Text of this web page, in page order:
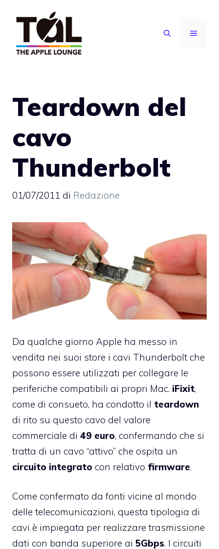
contenuto
MENU
Teardown del
cavo
Thunderbolt
01/07/2011 di Redazione
Da qualche giorno Apple ha messo in
vendita nei suoi store i cavi Thunderbolt che
possono essere utilizzati per collegare le
periferiche compatibili ai propri Mac. iFixit,
come di consueto, ha condotto il teardown
di rito su questo cavo del valore
commerciale di 49 euro, confermando che si
tratta di un cavo “attivo” che ospita un
circuito integrato con relativo firmware.
Come confermato da fonti vicine al mondo
delle telecomunicazioni, questa tipologia di
cavi è impiegata per realizzare trasmissione
dati con banda superiore ai 5Gbps. I circuiti